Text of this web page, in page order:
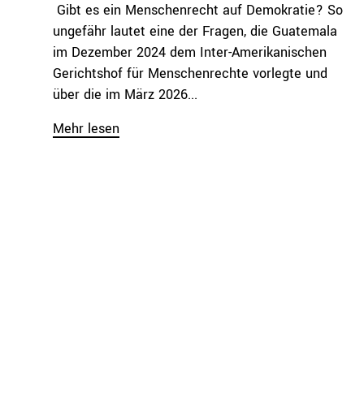
Gibt es ein Menschenrecht­ auf Demokratie? So
ungefähr lautet eine der Fragen, die Guatemala
im Dezember 2024 dem Inter-Amerikanischen
Gerichtshof für Menschenrechte v­orlegte und
über die im März 2026...
Mehr lesen